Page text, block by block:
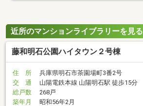
近所のマンションライブラリーを見る
藤和明石公園ハイタウン２号棟
住 所
兵庫県明石市茶園場町3番2号
交 通
山陽電鉄本線 山陽明石駅 徒歩15分
総戸数
268戸
築年月
昭和56年2月